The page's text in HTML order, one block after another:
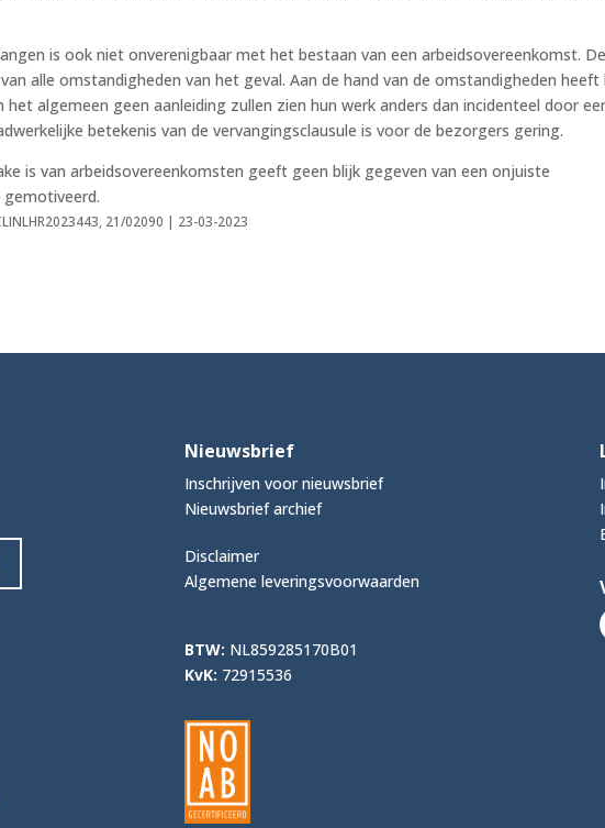
is ook niet onverenigbaar met het bestaan van een arbeidsovereenkomst.
alle omstandigheden van het geval. Aan de hand van de omstandigheden heeft
algemeen geen aanleiding zullen zien hun werk anders dan incidenteel door
betekenis van de vervangingsclausule is voor de bezorgers gering.
is van arbeidsovereenkomsten geeft geen blijk gegeven van een onjuiste
21/02090 | 23-03-2023
Nieuwsbrief
Inschrijven voor nieuwsbrief
Nieuwsbrief archief
Disclaimer
Algemene leveringsvoorwaarden
BTW: NL859285170B01
KvK: 72915536